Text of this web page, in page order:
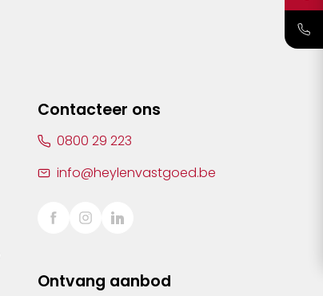
Contacteer ons
0800 29 223
info@heylenvastgoed.be
Ontvang aanbod